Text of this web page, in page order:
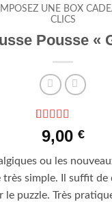
UNE BOX
CLICS
Pousse «
Noté5sur 5
basé sur
client
9,00 €
ou les
très simple. Il suffit de
le puzzle. Très